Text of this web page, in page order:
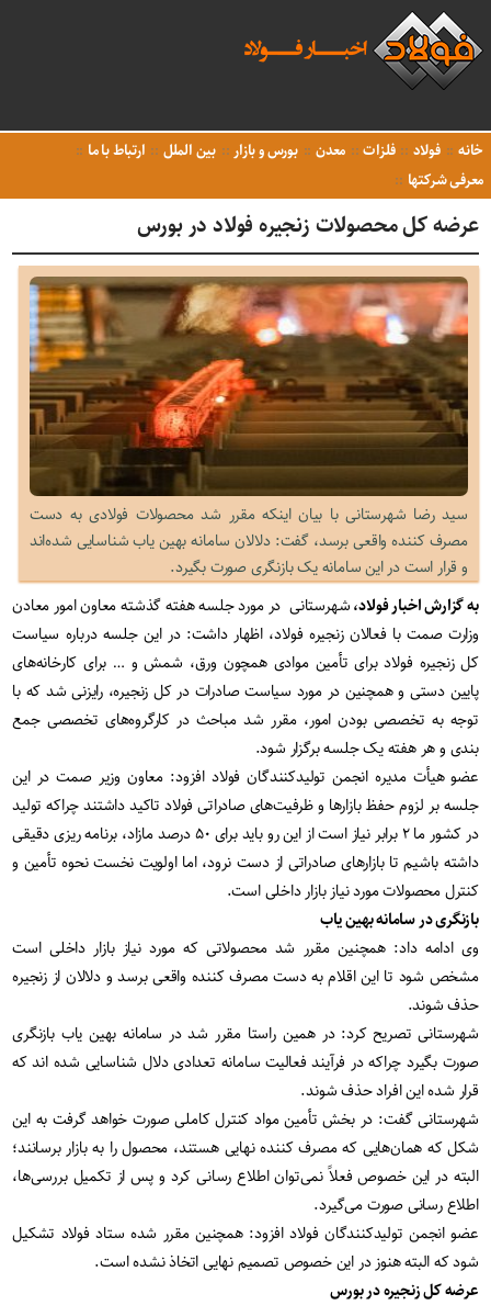
خانه فولاد فلزات معدن بورس و بازار بین الملل
ارتباط با ما
معرفی شرکتها
عرضه کل محصولات زنجیره فولاد در بورس
سید رضا شهرستانی با بیان اینکه مقرر شد محصولات فولادی به دست
مصرف کننده واقعی برسد، گفت: دلالان سامانه بهین یاب شناسایی شده‌اند
و قرار است در این سامانه یک بازنگری صورت بگیرد.
به گزارش اخبار فولاد،شهرستانی در مورد جلسه هفته گذشته معاون امور معادن
وزارت صمت با فعالان زنجیره فولاد، اظهار داشت: در این جلسه درباره سیاست
کل زنجیره فولاد برای تأمین موادی همچون ورق، شمش و … برای کارخانه‌های
پایین دستی و همچنین در مورد سیاست صادرات در کل زنجیره، رایزنی شد که با
توجه به تخصصی بودن امور، مقرر شد مباحث در کارگروه‌های تخصصی جمع
بندی و هر هفته یک جلسه برگزار شود.
عضو هیأت مدیره انجمن تولیدکنندگان فولاد افزود: معاون وزیر صمت در این
جلسه بر لزوم حفظ بازارها و ظرفیت‌های صادراتی فولاد تاکید داشتند چراکه تولید
در کشور ما ۲ برابر نیاز است از این رو باید برای ۵۰ درصد مازاد، برنامه ریزی دقیقی
داشته باشیم تا بازارهای صادراتی از دست نرود، اما اولویت نخست نحوه تأمین و
کنترل محصولات مورد نیاز بازار داخلی است.
بازنگری در سامانه بهین یاب
وی ادامه داد: همچنین مقرر شد محصولاتی که مورد نیاز بازار داخلی است
مشخص شود تا این اقلام به دست مصرف کننده واقعی برسد و دلالان از زنجیره
حذف شوند.
شهرستانی تصریح کرد: در همین راستا مقرر شد در سامانه بهین یاب بازنگری
صورت بگیرد چراکه در فرآیند فعالیت سامانه تعدادی دلال شناسایی شده اند که
قرار شده این افراد حذف شوند.
شهرستانی گفت: در بخش تأمین مواد کنترل کاملی صورت خواهد گرفت به این
شکل که همان‌هایی که مصرف کننده نهایی هستند، محصول را به بازار برسانند؛
البته در این خصوص فعلاً نمی‌توان اطلاع رسانی کرد و پس از تکمیل بررسی‌ها،
اطلاع رسانی صورت می‌گیرد.
عضو انجمن تولیدکنندگان فولاد افزود: همچنین مقرر شده ستاد فولاد تشکیل
شود که البته هنوز در این خصوص تصمیم نهایی اتخاذ نشده است.
عرضه کل زنجیره در بورس